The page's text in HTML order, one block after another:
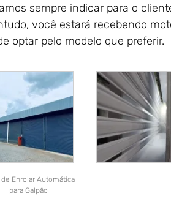
sempre indicar para o
você estará recebendo
optar pelo modelo que preferir.
de Enrolar Automática
para Galpão